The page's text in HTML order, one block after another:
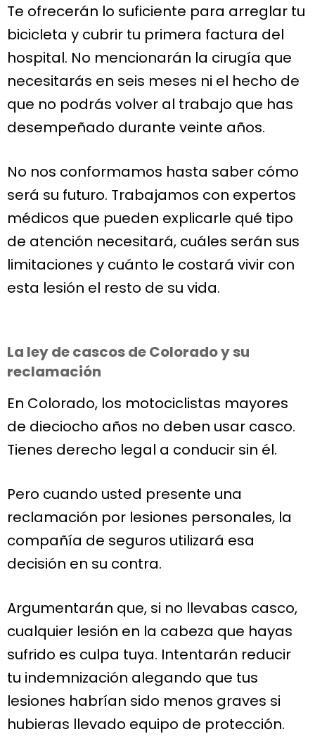
Te ofrecerán lo suficiente para arreglar tu
bicicleta y cubrir tu primera factura del
hospital. No mencionarán la cirugía que
necesitarás en seis meses ni el hecho de
que no podrás volver al trabajo que has
desempeñado durante veinte años.
No nos conformamos hasta saber cómo
será su futuro. Trabajamos con expertos
médicos que pueden explicarle qué tipo
de atención necesitará, cuáles serán sus
limitaciones y cuánto le costará vivir con
esta lesión el resto de su vida.
La ley de cascos de Colorado y su
reclamación
En Colorado, los motociclistas mayores
de dieciocho años no deben usar casco.
Tienes derecho legal a conducir sin él.
Pero cuando usted presente una
reclamación por lesiones personales, la
compañía de seguros utilizará esa
decisión en su contra.
Argumentarán que, si no llevabas casco,
cualquier lesión en la cabeza que hayas
sufrido es culpa tuya. Intentarán reducir
tu indemnización alegando que tus
lesiones habrían sido menos graves si
hubieras llevado equipo de protección.